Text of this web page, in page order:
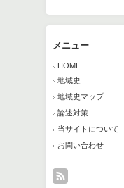
メニュー
HOME
地域史
地域史マップ
論述対策
当サイトについて
お問い合わせ